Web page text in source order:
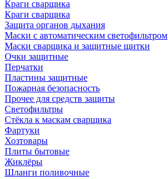
Краги сварщика
Краги сварщика
Защита органов дыхания
Маски с автоматическим светофильтром
Маски сварщика и защитные щитки
Очки защитные
Перчатки
Пластины защитные
Пожарная безопасность
Прочее для средств защиты
Светофильтры
Стёкла к маскам сварщика
Фартуки
Хозтовары
Плиты бытовые
Жиклёры
Шланги поливочные